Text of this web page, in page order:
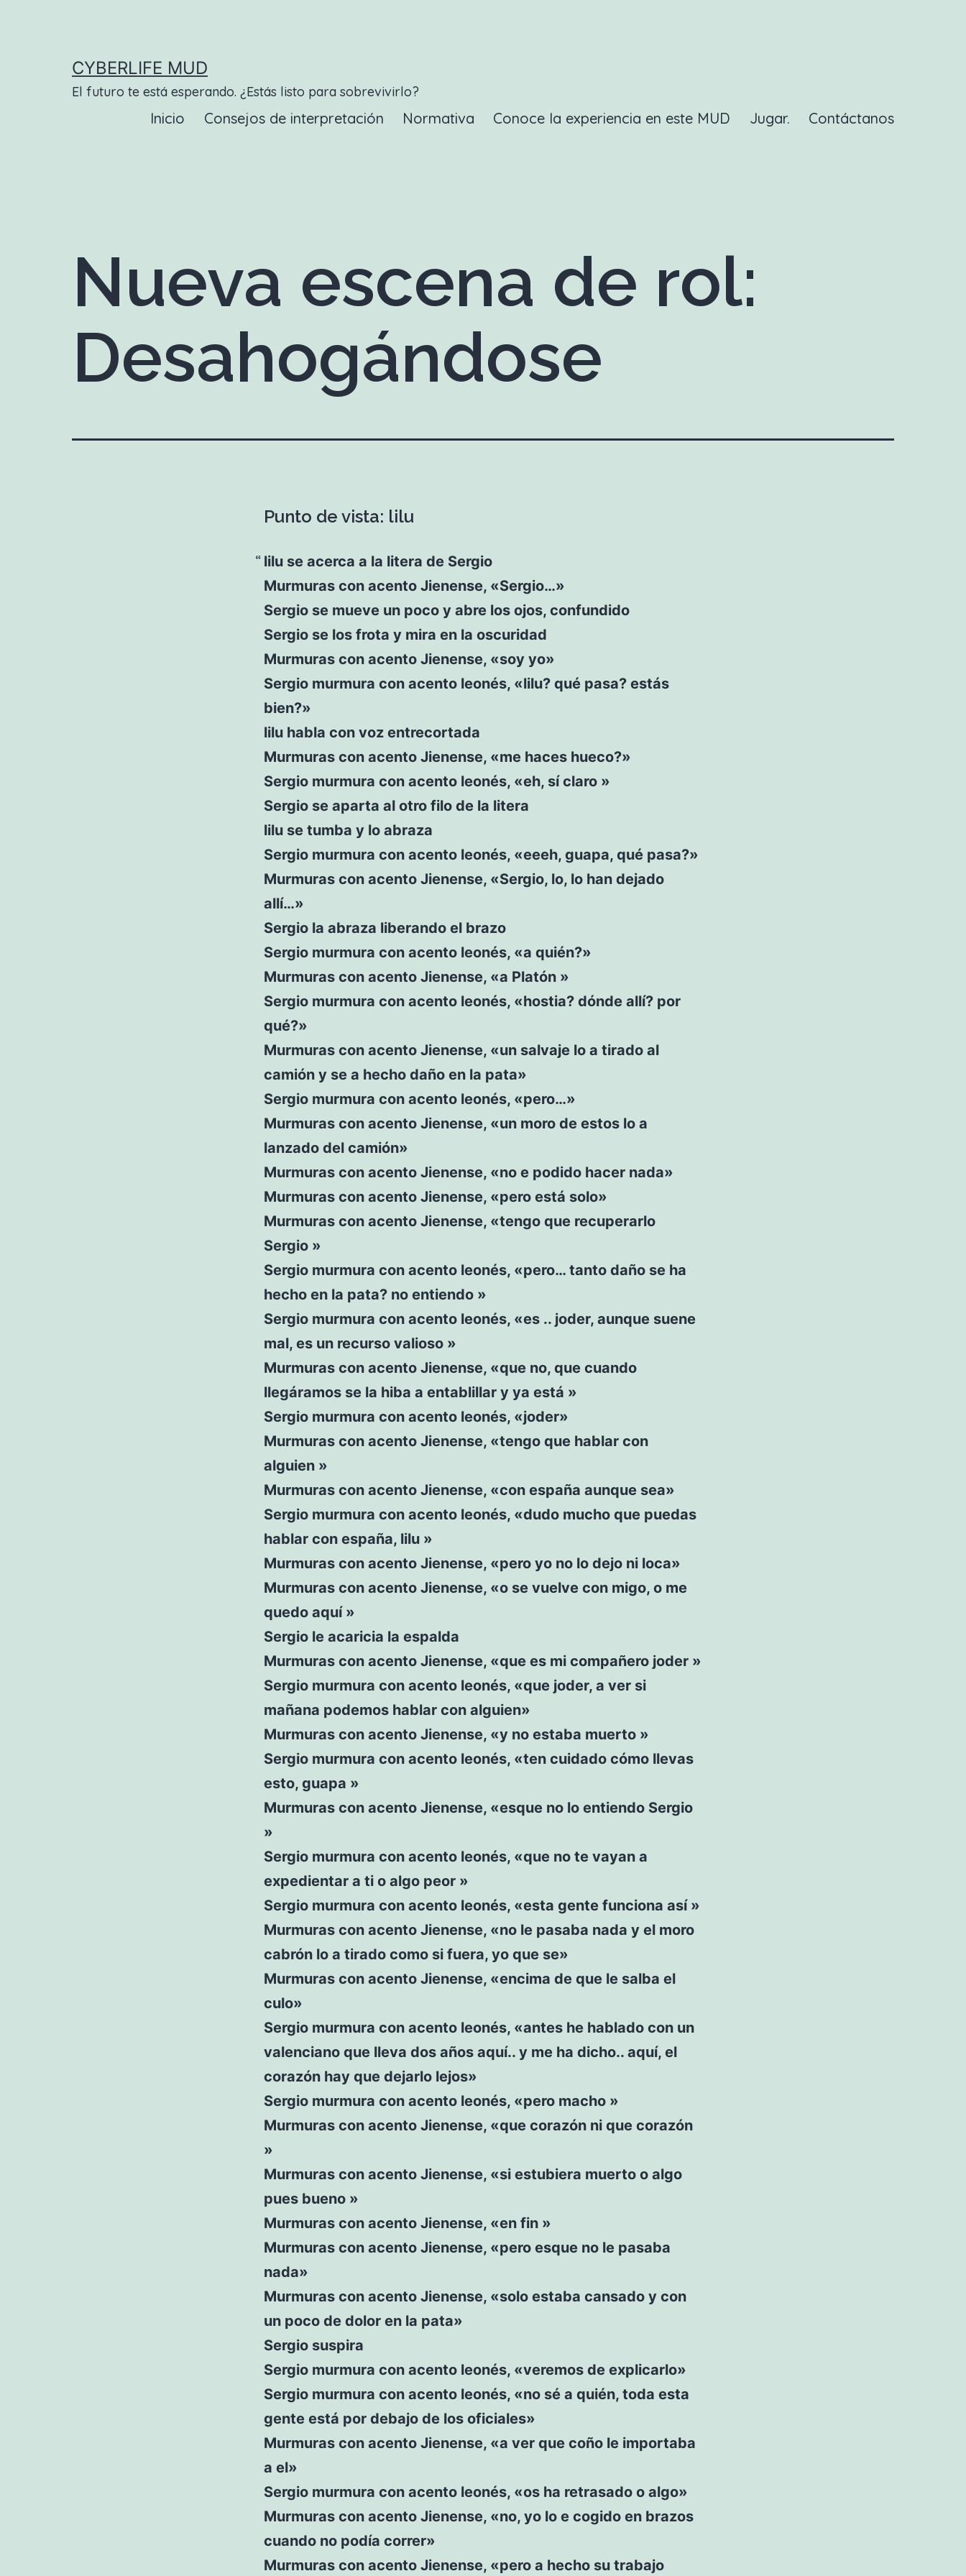
CYBERLIFE MUD
El futuro te está esperando. ¿Estás listo para sobrevivirlo?
Inicio Consejos de interpretación Normativa Conoce la experiencia en este MUD Jugar. Contáctanos
Nueva escena de rol:
Desahogándose
Punto de vista: lilu
lilu se acerca a la litera de Sergio
Murmuras con acento Jienense, «Sergio…»
Sergio se mueve un poco y abre los ojos, confundido
Sergio se los frota y mira en la oscuridad
Murmuras con acento Jienense, «soy yo»
Sergio murmura con acento leonés, «lilu? qué pasa? estás
bien?»
lilu habla con voz entrecortada
Murmuras con acento Jienense, «me haces hueco?»
Sergio murmura con acento leonés, «eh, sí claro »
Sergio se aparta al otro filo de la litera
lilu se tumba y lo abraza
Sergio murmura con acento leonés, «eeeh, guapa, qué pasa?»
Murmuras con acento Jienense, «Sergio, lo, lo han dejado
allí…»
Sergio la abraza liberando el brazo
Sergio murmura con acento leonés, «a quién?»
Murmuras con acento Jienense, «a Platón »
Sergio murmura con acento leonés, «hostia? dónde allí? por
qué?»
Murmuras con acento Jienense, «un salvaje lo a tirado al
camión y se a hecho daño en la pata»
Sergio murmura con acento leonés, «pero…»
Murmuras con acento Jienense, «un moro de estos lo a
lanzado del camión»
Murmuras con acento Jienense, «no e podido hacer nada»
Murmuras con acento Jienense, «pero está solo»
Murmuras con acento Jienense, «tengo que recuperarlo
Sergio »
Sergio murmura con acento leonés, «pero… tanto daño se ha
hecho en la pata? no entiendo »
Sergio murmura con acento leonés, «es .. joder, aunque suene
mal, es un recurso valioso »
Murmuras con acento Jienense, «que no, que cuando
llegáramos se la hiba a entablillar y ya está »
Sergio murmura con acento leonés, «joder»
Murmuras con acento Jienense, «tengo que hablar con
alguien »
Murmuras con acento Jienense, «con españa aunque sea»
Sergio murmura con acento leonés, «dudo mucho que puedas
hablar con españa, lilu »
Murmuras con acento Jienense, «pero yo no lo dejo ni loca»
Murmuras con acento Jienense, «o se vuelve con migo, o me
quedo aquí »
Sergio le acaricia la espalda
Murmuras con acento Jienense, «que es mi compañero joder »
Sergio murmura con acento leonés, «que joder, a ver si
mañana podemos hablar con alguien»
Murmuras con acento Jienense, «y no estaba muerto »
Sergio murmura con acento leonés, «ten cuidado cómo llevas
esto, guapa »
Murmuras con acento Jienense, «esque no lo entiendo Sergio
»
Sergio murmura con acento leonés, «que no te vayan a
expedientar a ti o algo peor »
Sergio murmura con acento leonés, «esta gente funciona así »
Murmuras con acento Jienense, «no le pasaba nada y el moro
cabrón lo a tirado como si fuera, yo que se»
Murmuras con acento Jienense, «encima de que le salba el
culo»
Sergio murmura con acento leonés, «antes he hablado con un
valenciano que lleva dos años aquí.. y me ha dicho.. aquí, el
corazón hay que dejarlo lejos»
Sergio murmura con acento leonés, «pero macho »
Murmuras con acento Jienense, «que corazón ni que corazón
»
Murmuras con acento Jienense, «si estubiera muerto o algo
pues bueno »
Murmuras con acento Jienense, «en fin »
Murmuras con acento Jienense, «pero esque no le pasaba
nada»
Murmuras con acento Jienense, «solo estaba cansado y con
un poco de dolor en la pata»
Sergio suspira
Sergio murmura con acento leonés, «veremos de explicarlo»
Sergio murmura con acento leonés, «no sé a quién, toda esta
gente está por debajo de los oficiales»
Murmuras con acento Jienense, «a ver que coño le importaba
a el»
Sergio murmura con acento leonés, «os ha retrasado o algo»
Murmuras con acento Jienense, «no, yo lo e cogido en brazos
cuando no podía correr»
Murmuras con acento Jienense, «pero a hecho su trabajo